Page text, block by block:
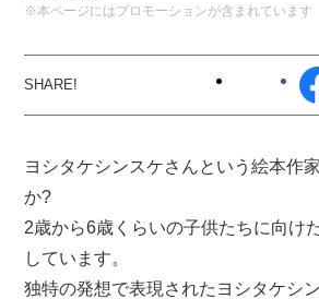
※本ページにはプロモーションが含まれています
ヨシタケシンスケさんという絵本作
か?
2歳から6歳くらいの子供たちに向け
しています。
独特の発想で表現されたヨシタケシ